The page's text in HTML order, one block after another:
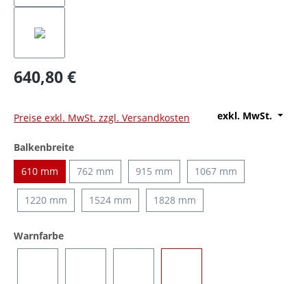
640,80 €
exkl. MwSt.
Preise exkl. MwSt. zzgl. Versandkosten
Balkenbreiteauswählen
610 mm
762 mm 915 mm 1067 mm
1220 mm 1524 mm 1828 mm
Warnfarbeauswählen